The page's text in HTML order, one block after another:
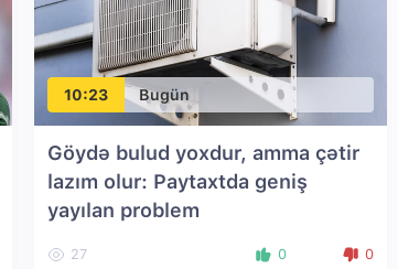
10:23 Bugün
Göydə bulud yoxdur, amma çətir
lazım olur: Paytaxtda geniş
yayılan problem
27 0 0